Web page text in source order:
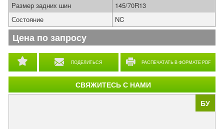
БУ
ПОДЕЛИТЬСЯ РАСПЕЧАТАТЬ В ФОРМАТЕ PDF
Размер задних шин
145/70R13
Состояние
NC
Цена по запросу
СВЯЖИТЕСЬ С НАМИ